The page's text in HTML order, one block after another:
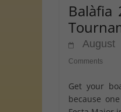
Balàfia
August
Comments
Get your
because